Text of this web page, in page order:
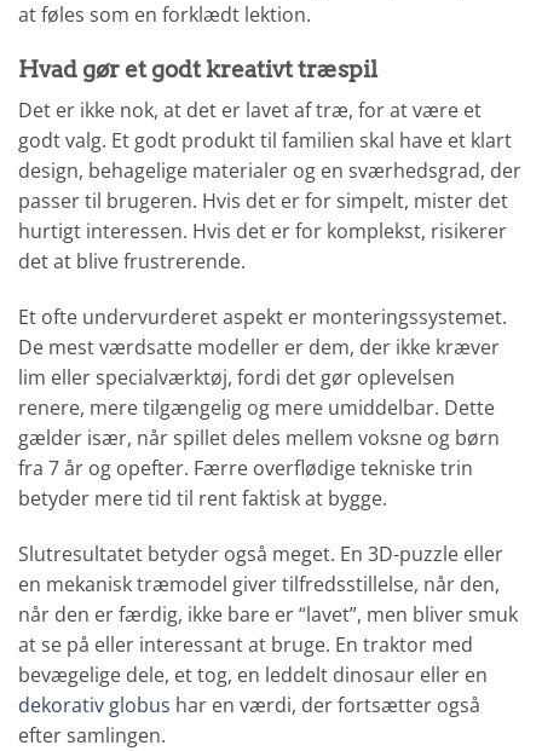
at føles som en forklædt lektion.
Hvad gør et godt kreativt træspil
Det er ikke nok, at det er lavet af træ, for at være et
godt valg. Et godt produkt til familien skal have et klart
design, behagelige materialer og en sværhedsgrad, der
passer til brugeren. Hvis det er for simpelt, mister det
hurtigt interessen. Hvis det er for komplekst, risikerer
det at blive frustrerende.
Et ofte undervurderet aspekt er monteringssystemet.
De mest værdsatte modeller er dem, der ikke kræver
lim eller specialværktøj, fordi det gør oplevelsen
renere, mere tilgængelig og mere umiddelbar. Dette
gælder især, når spillet deles mellem voksne og børn
fra 7 år og opefter. Færre overflødige tekniske trin
betyder mere tid til rent faktisk at bygge.
Slutresultatet betyder også meget. En 3D-puzzle eller
en mekanisk træmodel giver tilfredsstillelse, når den,
når den er færdig, ikke bare er “lavet”, men bliver smuk
at se på eller interessant at bruge. En traktor med
bevægelige dele, et tog, en leddelt dinosaur eller en
dekorativ globus har en værdi, der fortsætter også
efter samlingen.